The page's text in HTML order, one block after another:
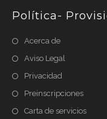
Política-
Acerca de
Aviso Legal
Privacidad
Preinscripciones
Carta de servicios